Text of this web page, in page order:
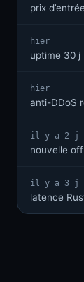
prix
hier
uptime 30 j
hier
anti-DDoS
il y a 2 j
nouvelle
il y a 3 j
latence